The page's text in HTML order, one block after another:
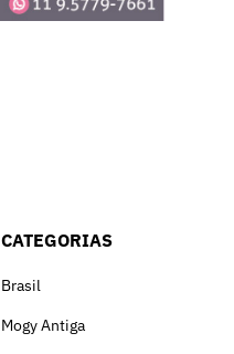
CATEGORIAS
Brasil
Mogy Antiga